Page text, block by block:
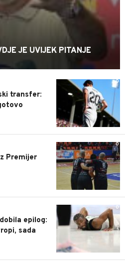
JE UVIJEK PITANJE
0
transfer:
0
Premijer
0
epilog:
sada